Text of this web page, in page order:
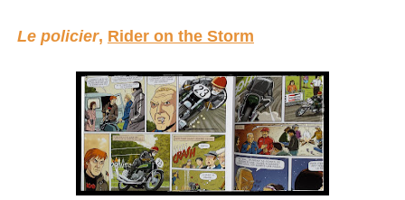
Le policier, Rider on the Storm